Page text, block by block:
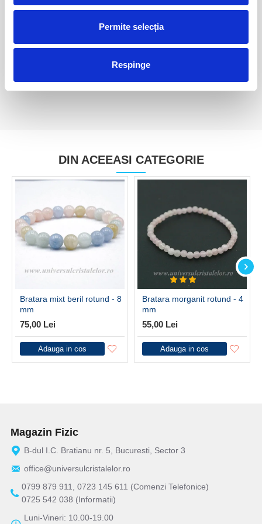
Permite selecția
Respinge
Pandantiv morganit
40,00 Lei
Pandantiv morganit
380,00 Lei
DIN ACEEASI CATEGORIE
Bratara mixt beril rotund - 8
mm
75,00 Lei
Adauga in cos
Bratara morganit rotund - 4
mm
55,00 Lei
Adauga in cos
Magazin Fizic
B-dul I.C. Bratianu nr. 5, Bucuresti, Sector 3
office@universulcristalelor.ro
0799 879 911, 0723 145 611 (Comenzi Telefonice)
0725 542 038 (Informatii)
Luni-Vineri: 10.00-19.00